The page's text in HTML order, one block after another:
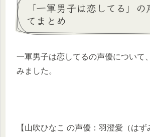
「一軍男子は恋してる」
てまとめ
一軍男子は恋してるの声優について
みました。
【山吹ひなこ の声優：羽澄愛（は